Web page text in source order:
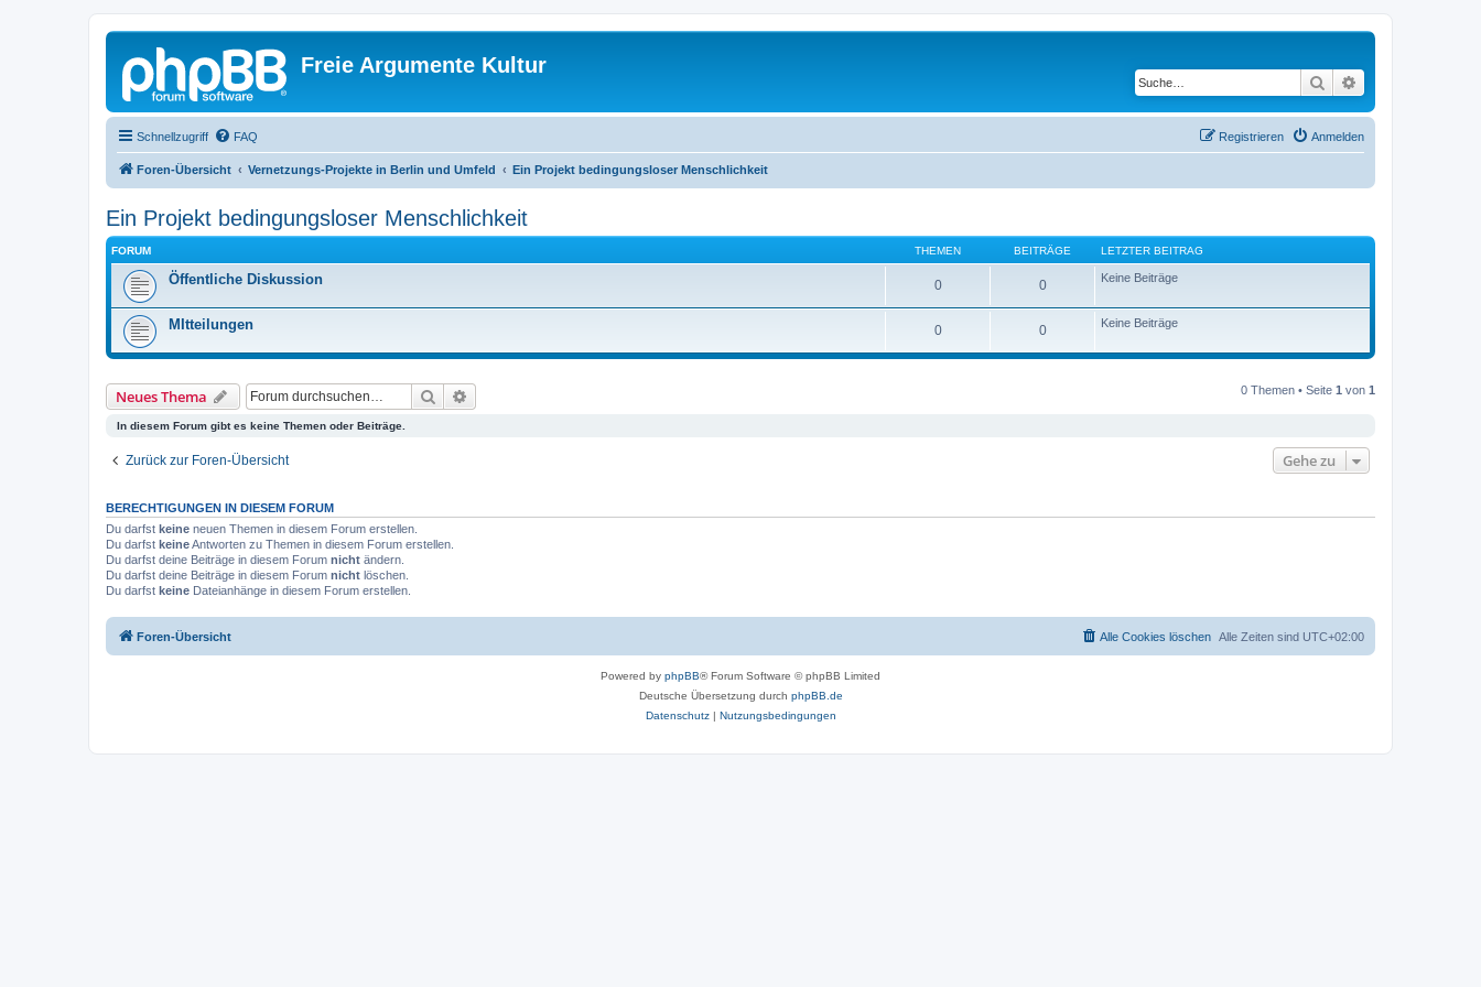
Freie Argumente Kultur
Suche
Schnellzugriff FAQ Anmelden
Registrieren
Foren-Übersicht Vernetzungs-Projekte in Berlin und Umfeld Ein Projekt bedingungsloser Menschlichkeit
Ein Projekt bedingungsloser Menschlichkeit
FORUM THEMEN BEITRÄGE LETZTER BEITRAG
Öffentliche Diskussion 0 0 Keine Beiträge
MItteilungen 0 0 Keine Beiträge
Neues Thema Suche 0 Themen • Seite 1 von 1
In diesem Forum gibt es keine Themen oder Beiträge.
Zurück zur Foren-Übersicht Gehe zu
BERECHTIGUNGEN IN DIESEM FORUM
Du darfst keine neuen Themen in diesem Forum erstellen.
Du darfst keineAntworten zu Themen in diesem Forum erstellen.
Du darfst deine Beiträge in diesem Forum nicht ändern.
Du darfst deine Beiträge in diesem Forum nicht löschen.
Du darfst keine Dateianhänge in diesem Forum erstellen.
Foren-Übersicht Alle Zeiten sind UTC+02:00
Alle Cookies löschen
Powered by phpBB® Forum Software © phpBB Limited
Deutsche Übersetzung durch phpBB.de
Datenschutz| Nutzungsbedingungen